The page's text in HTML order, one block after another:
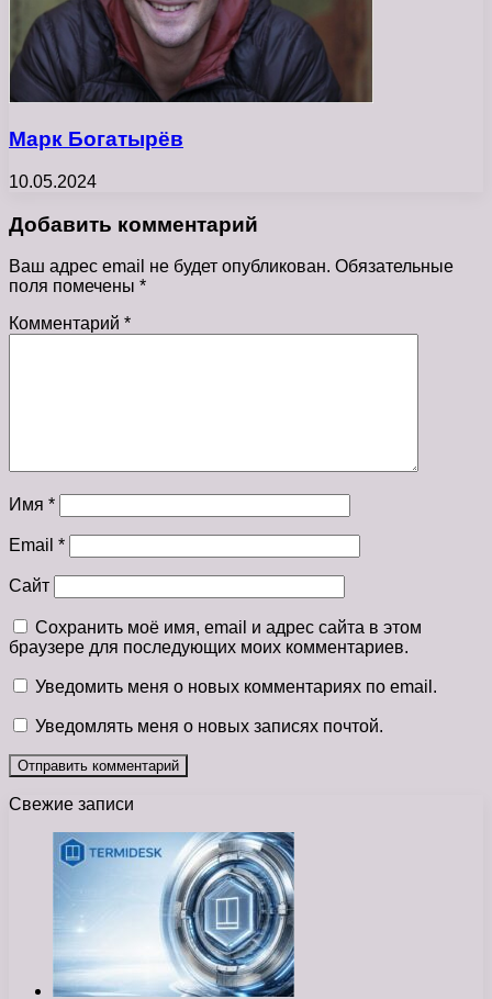
Марк Богатырёв
10.05.2024
Добавить комментарий
Ваш адрес email не будет опубликован. Обязательные
поля помечены *
Комментарий *
Имя *
Email *
Сайт
Сохранить моё имя, email и адрес сайта в этом
браузере для последующих моих комментариев.
Уведомить меня о новых комментариях по email.
Уведомлять меня о новых записях почтой.
Свежие записи